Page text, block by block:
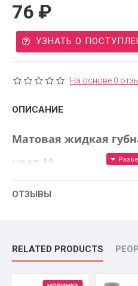
На основе 0
76 ₽
УЗНАТЬ О
ОПИСАНИЕ
Матовая жидкая
цвет 11
матовой жидкой помады.
ОТЗЫВЫ
RELATED PRODUCTS